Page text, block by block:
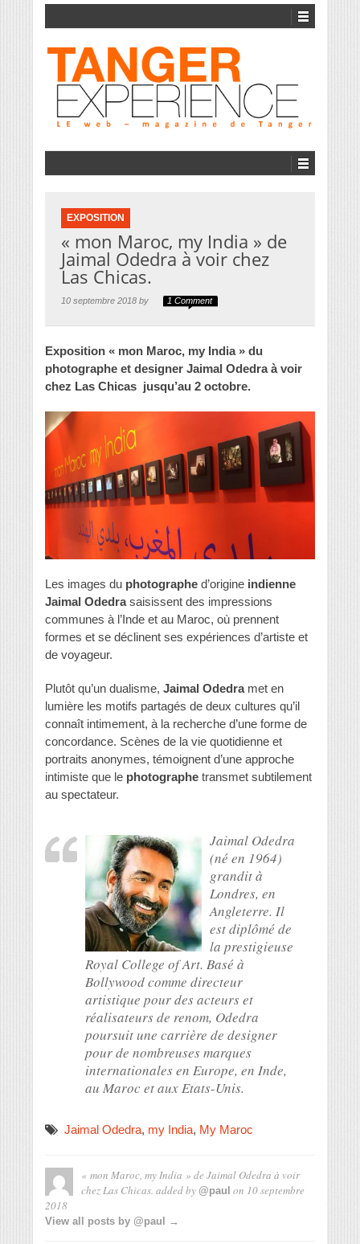
EXPOSITION
« mon Maroc, my India » de
Jaimal Odedra à voir chez
Las Chicas.
10 septembre 2018 by 1 Comment
Exposition « mon Maroc, my India » du
photographe et designer Jaimal Odedra à voir
chez Las Chicas jusqu’au 2 octobre.
Les images du photographe d’origine indienne
Jaimal Odedrasaisissent des impressions
communes à l’Inde et au Maroc, où prennent
formes et se déclinent ses expériences d’artiste et
de voyageur.
Plutôt qu’un dualisme, Jaimal Odedra met en
lumière les motifs partagés de deux cultures qu’il
connaît intimement, à la recherche d’une forme de
concordance. Scènes de la vie quotidienne et
portraits anonymes, témoignent d’une approche
intimiste que le photographe transmet subtilement
au spectateur.
Jaimal Odedra
(né en 1964)
grandit à
Londres, en
Angleterre. Il
est diplômé de
la prestigieuse
Royal College of Art. Basé à
Bollywood comme directeur
artistique pour des acteurs et
réalisateurs de renom, Odedra
poursuit une carrière de designer
pour de nombreuses marques
internationales en Europe, en Inde,
au Maroc et aux Etats-Unis.
Jaimal Odedra, my India, My Maroc
« mon Maroc, my India » de Jaimal Odedra à voir
chez Las Chicas. added by @paul on 10 septembre
2018
View all posts by @paul →